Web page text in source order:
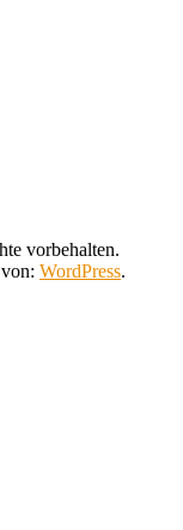
vorbehalten.
WordPress.